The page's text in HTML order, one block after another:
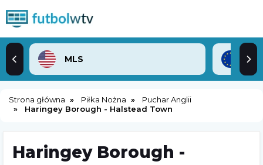
MLS
Strona główna Piłka Nożna
Puchar Anglii
Haringey Borough - Halstead Town
Haringey Borough -